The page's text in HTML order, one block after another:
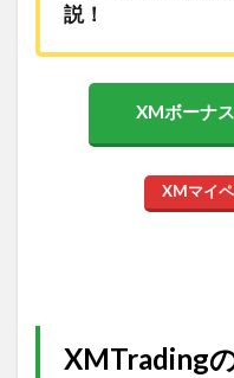
説！
XMボーナ
XMマイ
XMTrading